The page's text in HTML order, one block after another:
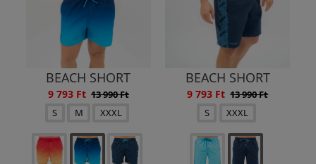
BEACH SHORT
9 793 Ft 13 990 Ft
S
M XXXL
BEACH SHORT
9 793 Ft 13 990 Ft
S
XXXL